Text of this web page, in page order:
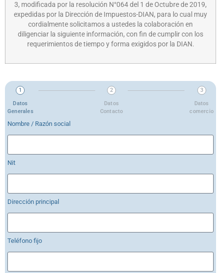
3, modificada por la resolución N°064 del 1 de Octubre de 2019,
expedidas por la Dirección de Impuestos-DIAN, para lo cual muy
cordialmente solicitamos a ustedes la colaboración en
diligenciar la siguiente información, con fin de cumplir con los
requerimientos de tiempo y forma exigidos por la DIAN.
1
Datos
Generales
2
Datos
Contacto
3
Datos
comercio
Nombre / Razón social
Nit
Dirección principal
Teléfono fijo